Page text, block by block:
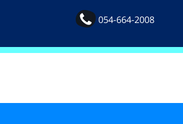
054-664-2008